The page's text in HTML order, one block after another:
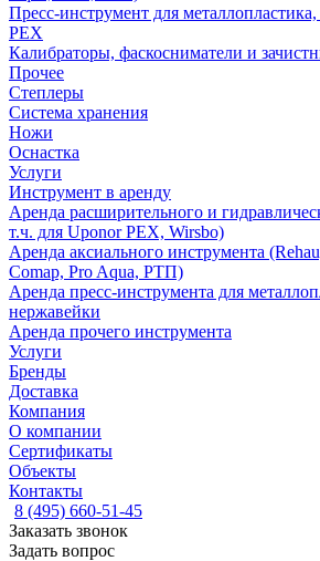
Пресс-инструмент для
PEX
Калибраторы, фаскосниматели и
Прочее
Степлеры
Система хранения
Ножи
Оснастка
Услуги
Инструмент в аренду
Аренда расширительного и
т.ч. для Uponor PEX, Wirsbo)
Аренда аксиального инструмента
Comap, Pro Aqua, РТП)
Аренда пресс-инструмента для
нержавейки
Аренда прочего инструмента
Услуги
Бренды
Доставка
Компания
О компании
Сертификаты
Объекты
Контакты
8 (495) 660-51-45
Заказать звонок
Задать вопрос